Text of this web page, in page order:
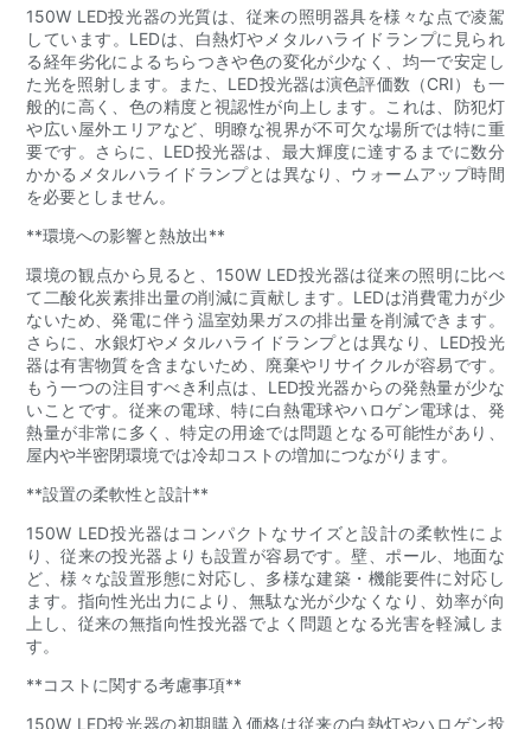
150W LED投光器の光質は、従来の照明器具を様々な点で凌駕
しています。LEDは、白熱灯やメタルハライドランプに見られ
る経年劣化によるちらつきや色の変化が少なく、均一で安定し
た光を照射します。また、LED投光器は演色評価数（CRI）も一
般的に高く、色の精度と視認性が向上します。これは、防犯灯
や広い屋外エリアなど、明瞭な視界が不可欠な場所では特に重
要です。さらに、LED投光器は、最大輝度に達するまでに数分
かかるメタルハライドランプとは異なり、ウォームアップ時間
を必要としません。
**環境への影響と熱放出**
環境の観点から見ると、150W LED投光器は従来の照明に比べ
て二酸化炭素排出量の削減に貢献します。LEDは消費電力が少
ないため、発電に伴う温室効果ガスの排出量を削減できます。
さらに、水銀灯やメタルハライドランプとは異なり、LED投光
器は有害物質を含まないため、廃棄やリサイクルが容易です。
もう一つの注目すべき利点は、LED投光器からの発熱量が少な
いことです。従来の電球、特に白熱電球やハロゲン電球は、発
熱量が非常に多く、特定の用途では問題となる可能性があり、
屋内や半密閉環境では冷却コストの増加につながります。
**設置の柔軟性と設計**
150W LED投光器はコンパクトなサイズと設計の柔軟性によ
り、従来の投光器よりも設置が容易です。壁、ポール、地面な
ど、様々な設置形態に対応し、多様な建築・機能要件に対応し
ます。指向性光出力により、無駄な光が少なくなり、効率が向
上し、従来の無指向性投光器でよく問題となる光害を軽減しま
す。
**コストに関する考慮事項**
150W LED投光器の初期購入価格は従来の白熱灯やハロゲン投